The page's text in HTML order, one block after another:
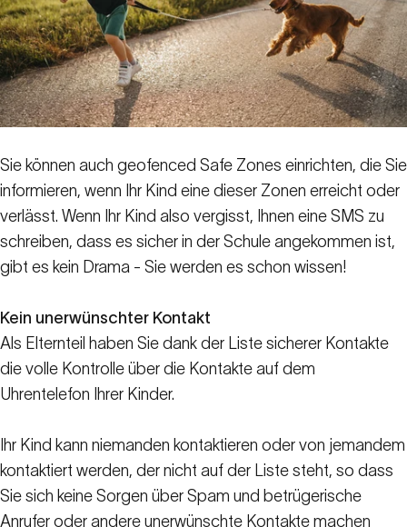
Sie können auch geofenced Safe Zones einrichten, die Sie
informieren, wenn Ihr Kind eine dieser Zonen erreicht oder
verlässt. Wenn Ihr Kind also vergisst, Ihnen eine SMS zu
schreiben, dass es sicher in der Schule angekommen ist,
gibt es kein Drama - Sie werden es schon wissen!
Kein unerwünschter Kontakt
Als Elternteil haben Sie dank der Liste sicherer Kontakte
die volle Kontrolle über die Kontakte auf dem
Uhrentelefon Ihrer Kinder.
Ihr Kind kann niemanden kontaktieren oder von jemandem
kontaktiert werden, der nicht auf der Liste steht, so dass
Sie sich keine Sorgen über Spam und betrügerische
Anrufer oder andere unerwünschte Kontakte machen